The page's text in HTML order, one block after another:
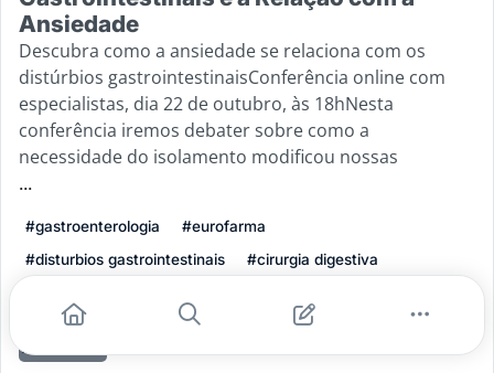
Ansiedade
Descubra como a ansiedade se relaciona com os
distúrbios gastrointestinaisConferência online com
especialistas, dia 22 de outubro, às 18hNesta
conferência iremos debater sobre como a
necessidade do isolamento modificou nossas
...
#gastroenterologia
#eurofarma
#disturbios gastrointestinais
#cirurgia digestiva
Leia mais